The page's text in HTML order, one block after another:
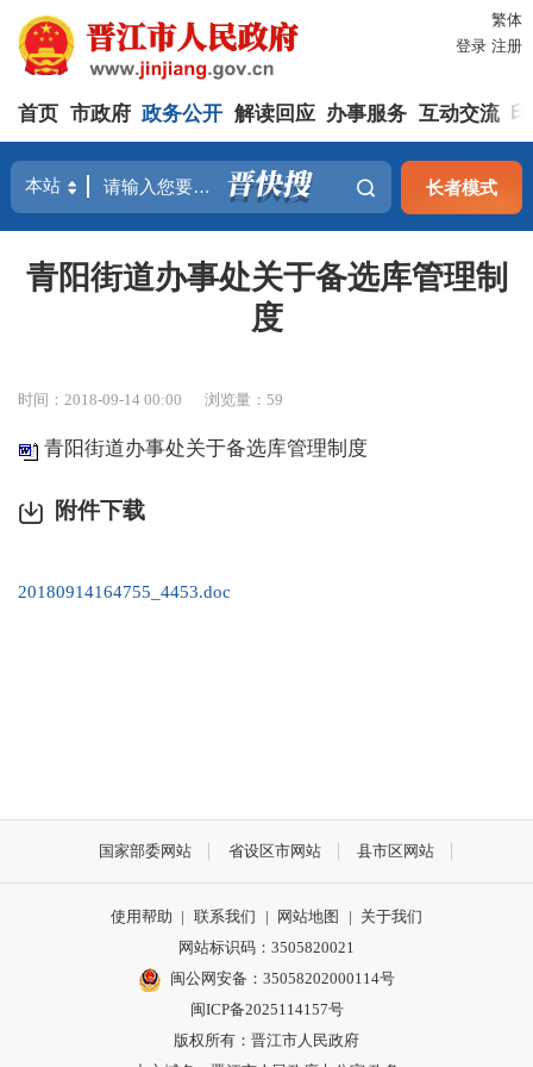
繁体
登录 注册
首页 市政府 政务公开 解读回应 办事服务 互动交流
长者模式
青阳街道办事处关于备选库管理制
度
时间：2018-09-14 00:00 浏览量：59
青阳街道办事处关于备选库管理制度
附件下载
20180914164755_4453.doc
国家部委网站 省设区市网站 县市区网站
使用帮助 | 联系我们 | 网站地图 | 关于我们
网站标识码：3505820021
闽公网安备：35058202000114号
闽ICP备2025114157号
版权所有：晋江市人民政府